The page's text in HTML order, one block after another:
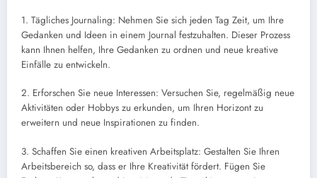
1. Tägliches Journaling: Nehmen Sie sich jeden Tag Zeit, um Ihre
Gedanken und Ideen in einem Journal festzuhalten. Dieser Prozess
kann Ihnen helfen, Ihre Gedanken zu ordnen und neue kreative
Einfälle zu entwickeln.
2. Erforschen Sie neue Interessen: Versuchen Sie, regelmäßig neue
Aktivitäten oder Hobbys zu erkunden, um Ihren Horizont zu
erweitern und neue Inspirationen zu finden.
3. Schaffen Sie einen kreativen Arbeitsplatz: Gestalten Sie Ihren
Arbeitsbereich so, dass er Ihre Kreativität fördert. Fügen Sie